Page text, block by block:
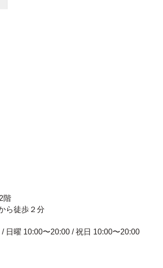
階
ら徒歩２分
日曜 10:00〜20:00 / 祝日 10:00〜20:00